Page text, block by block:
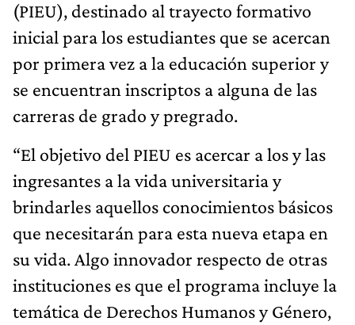
(PIEU), destinado al trayecto formativo
inicial para los estudiantes que se acercan
por primera vez a la educación superior y
se encuentran inscriptos a alguna de las
carreras de grado y pregrado.
“El objetivo del PIEU es acercar a los y las
ingresantes a la vida universitaria y
brindarles aquellos conocimientos básicos
que necesitarán para esta nueva etapa en
su vida. Algo innovador respecto de otras
instituciones es que el programa incluye la
temática de Derechos Humanos y Género,